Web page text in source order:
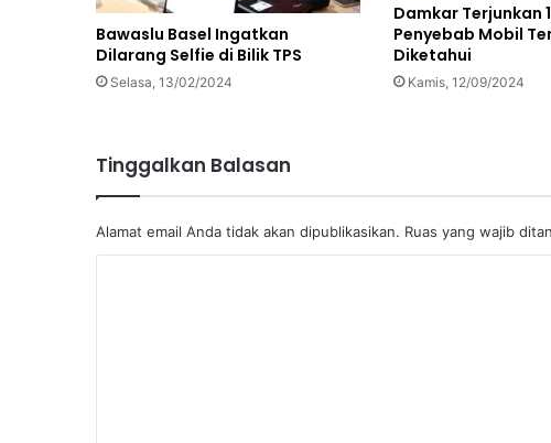
Bawaslu Basel Ingatkan
Dilarang Selfie di Bilik TPS
Selasa, 13/02/2024
Damkar Terjunkan
Penyebab Mobil
Diketahui
Kamis, 12/09/2024
Tinggalkan Balasan
Alamat email Anda tidak akan dipublikasikan. Ruas yang wajib